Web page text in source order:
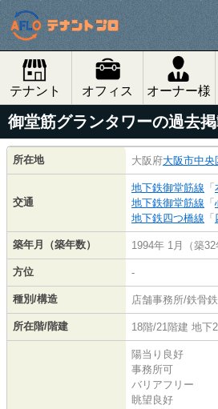
テナント オフィス オーナー様
御堂筋グランタワーの過去
所在地 大阪府大阪市中央
交通
地下鉄御堂筋線 「
地下鉄御堂筋線 「
地下鉄四つ橋線 「
築年月（築年数） 1994年 1月（築32
方位 -
種別/構造 店舗事務所/鉄骨
所在階/階建 18階/21階建 地下
陽当り良好
事務所可
バリアフリー
眺望良好